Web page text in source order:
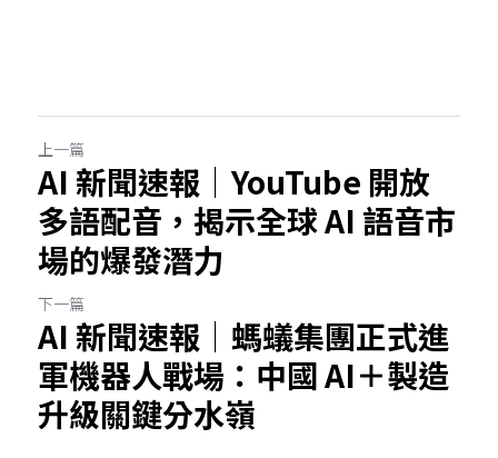
上一篇
AI 新聞速報｜YouTube 開放
多語配音，揭示全球 AI 語音市
場的爆發潛力
下一篇
AI 新聞速報｜螞蟻集團正式進
軍機器人戰場：中國 AI＋製造
升級關鍵分水嶺